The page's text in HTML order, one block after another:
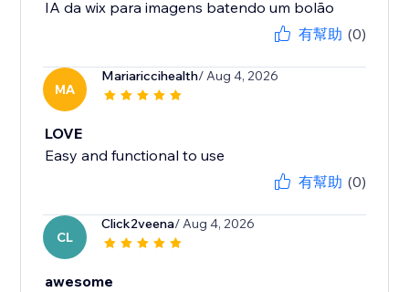
IA da wix para imagens batendo um bolão
有幫助 (0)
MA
Mariariccihealth/ Aug 4, 2026
LOVE
Easy and functional to use
有幫助 (0)
CL
Click2veena/ Aug 4, 2026
awesome